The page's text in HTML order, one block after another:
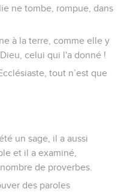
ne tombe, rompue, dans
à la terre, comme elle y
celui qui l'a donné !
tout n’est que
un sage, il a aussi
et il a examiné,
de proverbes.
des paroles